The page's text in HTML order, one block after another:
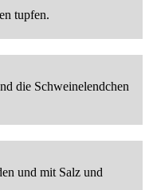
tupfen.
die Schweinelendchen
und mit Salz und